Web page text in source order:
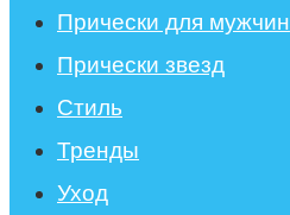
Прически для мужчин
Прически звезд
Стиль
Тренды
Уход